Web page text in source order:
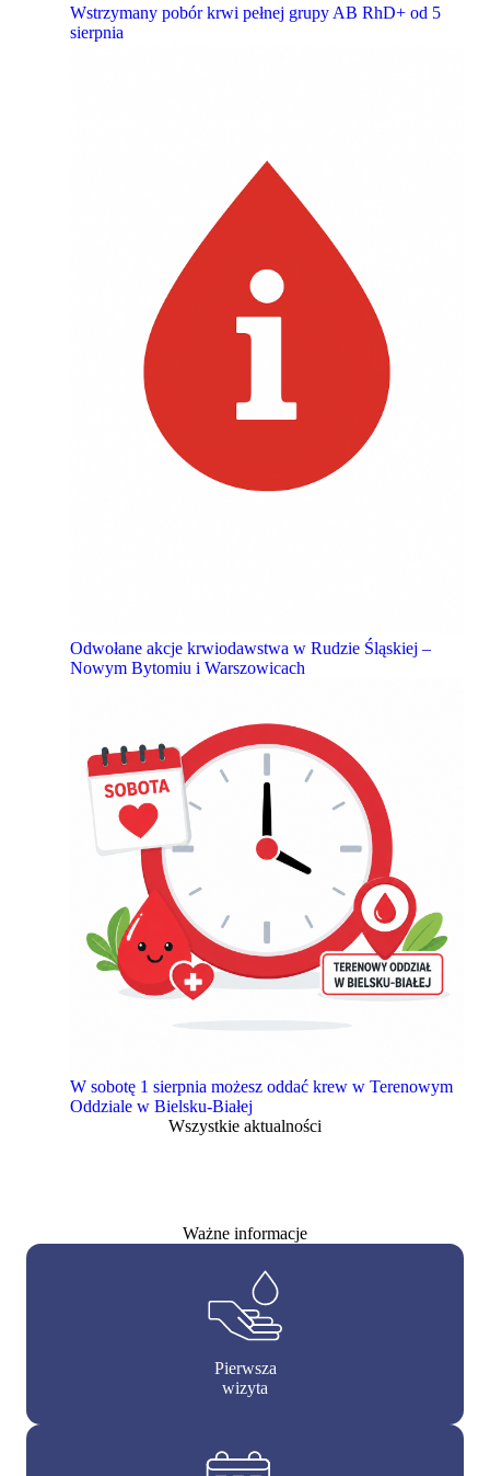
Wstrzymany pobór krwi pełnej grupy AB RhD+ od 5
sierpnia
Odwołane akcje krwiodawstwa w Rudzie Śląskiej –
Nowym Bytomiu i Warszowicach
W sobotę 1 sierpnia możesz oddać krew w Terenowym
Oddziale w Bielsku-Białej
Wszystkie aktualności
Ważne informacje
Pierwsza
wizyta